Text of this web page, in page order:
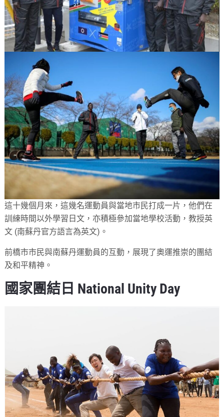
這十幾個月來，這幾名運動員與當地市民打成一片，他們在
訓練時間以外學習日文，亦積極參加當地學校活動，教授英
文 (南蘇丹官方語言為英文)。
前橋市市民與南蘇丹運動員的互動，展現了奧運推崇的團結
及和平精神。
國家團結日 National Unity Day